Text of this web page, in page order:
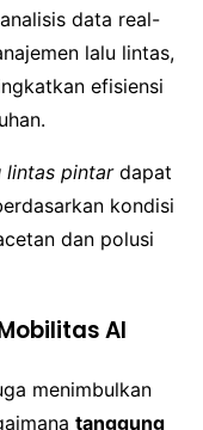
data real-
lalu lintas,
efisiensi
lintas pintardapat
kondisi
dan polusi
AI
menimbulkan
tanggung